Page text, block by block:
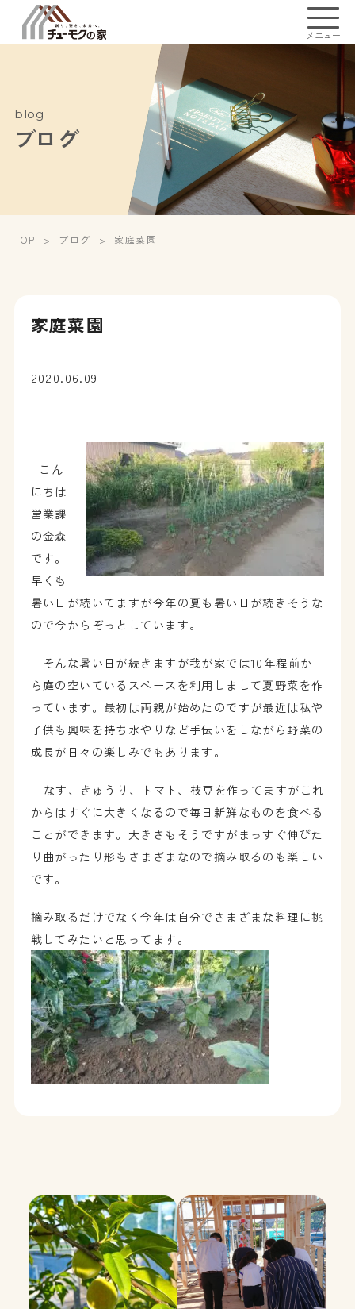
メニュー
blog
ブログ
TOP ブログ 家庭菜園
家庭菜園
2020.06.09
こん
にちは
営業課
の金森
です。
早くも
暑い日が続いてますが今年の夏も暑い日が続きそうな
ので今からぞっとしています。
そんな暑い日が続きますが我が家では10年程前か
ら庭の空いているスペースを利用しまして夏野菜を作
っています。最初は両親が始めたのですが最近は私や
子供も興味を持ち水やりなど手伝いをしながら野菜の
成長が日々の楽しみでもあります。
なす、きゅうり、トマト、枝豆を作ってますがこれ
からはすぐに大きくなるので毎日新鮮なものを食べる
ことができます。大きさもそうですがまっすぐ伸びた
り曲がったり形もさまざまなので摘み取るのも楽しい
です。
摘み取るだけでなく今年は自分でさまざまな料理に挑
戦してみたいと思ってます。